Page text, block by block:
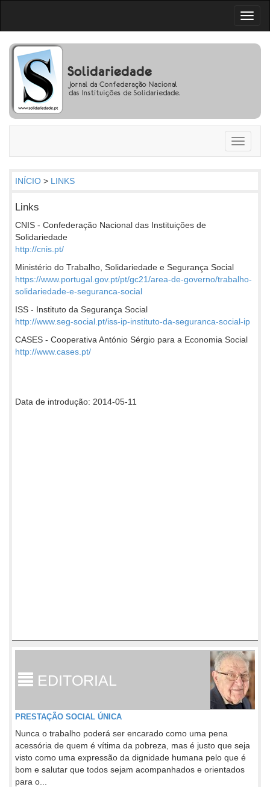
Toggle
INÍCIO > LINKS
Links
CNIS - Confederação Nacional das Instituições de
Solidariedade
http://cnis.pt/
Ministério do Trabalho, Solidariedade e Segurança Social
https://www.portugal.gov.pt/pt/gc21/area-de-governo/trabalho-
solidariedade-e-seguranca-social
ISS - Instituto da Segurança Social
http://www.seg-social.pt/iss-ip-instituto-da-seguranca-social-ip
CASES - Cooperativa António Sérgio para a Economia Social
http://www.cases.pt/
Data de introdução: 2014-05-11
EDITORIAL
PRESTAÇÃO SOCIAL ÚNICA
Nunca o trabalho poderá ser encarado como uma pena
acessória de quem é vítima da pobreza, mas é justo que seja
visto como uma expressão da dignidade humana pelo que é
bom e salutar que todos sejam acompanhados e orientados
para o...